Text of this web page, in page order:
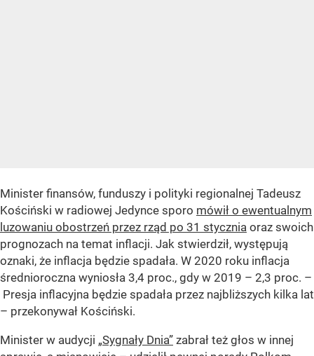
Minister finansów, funduszy i polityki regionalnej Tadeusz
Kościński w radiowej Jedynce sporo mówił o ewentualnym
luzowaniu obostrzeń przez rząd po 31 stycznia oraz swoich
prognozach na temat inflacji. Jak stwierdził, występują
oznaki, że inflacja będzie spadała. W 2020 roku inflacja
średnioroczna wyniosła 3,4 proc., gdy w 2019 – 2,3 proc. –
Presja inflacyjna będzie spadała przez najbliższych kilka lat
– przekonywał Kościński.
Minister w audycji „Sygnały Dnia” zabrał też głos w innej